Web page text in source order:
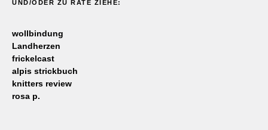
UND/ODER ZU RATE ZIEHE:
wollbindung
Landherzen
frickelcast
alpis strickbuch
knitters review
rosa p.